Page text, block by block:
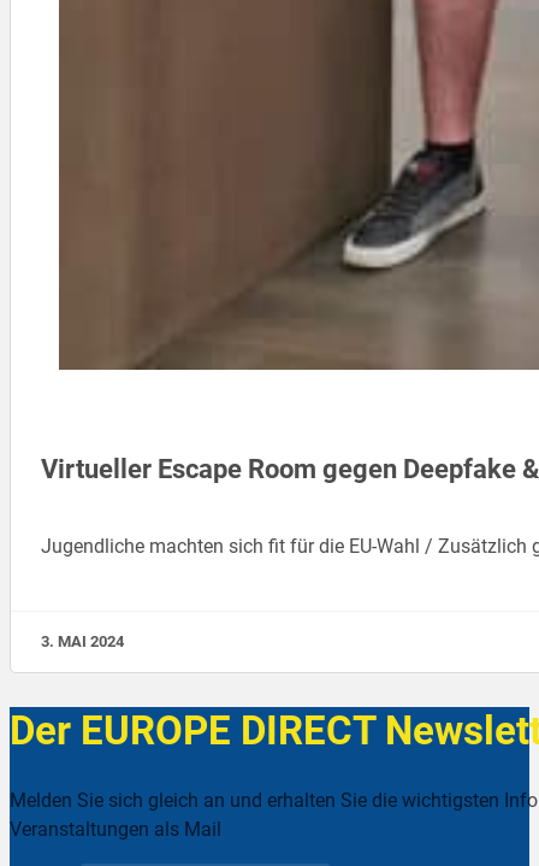
Virtueller Escape Room gegen Deepfake
Jugendliche machten sich fit für die EU-Wahl / Zusätzlich
3. MAI 2024
Der EUROPE DIRECT
Melden Sie sich gleich an und erhalten Sie die wichtigsten
Veranstaltungen als Mail